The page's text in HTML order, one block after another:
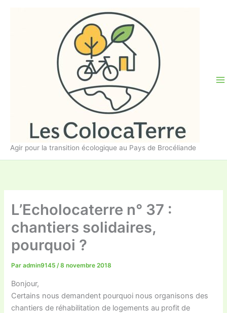
Agir pour la transition écologique au Pays de Brocéliande
L’Echolocaterre n° 37 :
chantiers solidaires,
pourquoi ?
Paradmin9145/8 novembre 2018
Bonjour,
Certains nous demandent pourquoi nous organisons des
chantiers de réhabilitation de logements au profit de